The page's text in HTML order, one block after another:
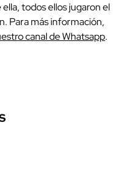
todos ellos jugaron el
Para más información,
canal de Whatsapp.